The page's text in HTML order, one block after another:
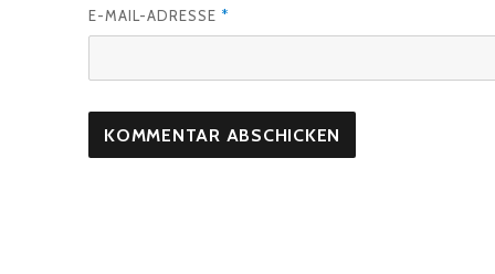
E-MAIL-ADRESSE *